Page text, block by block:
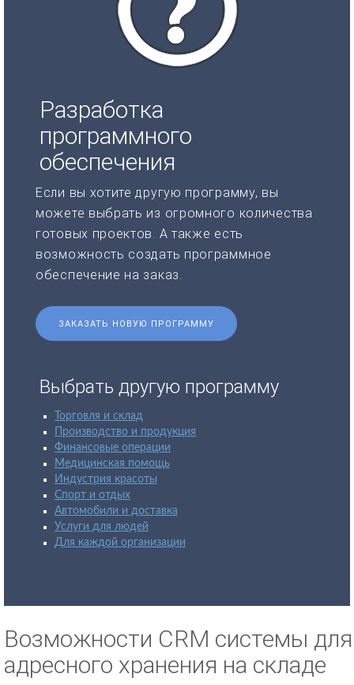
Разработка
программного
обеспечения
Если вы хотите другую программу, вы
можете выбрать из огромного количества
готовых проектов. А также есть
возможность создать программное
обеспечение на заказ.
ЗАКАЗАТЬ НОВУЮ ПРОГРАММУ
Выбрать другую программу
Торговля и склад
Производство и продукция
Финансовые операции
Медицинская помощь
Индустрия красоты
Спорт и отдых
Автомобили и доставка
Услуги для людей
Для каждой организации
Возможности CRM системы для
адресного хранения на складе